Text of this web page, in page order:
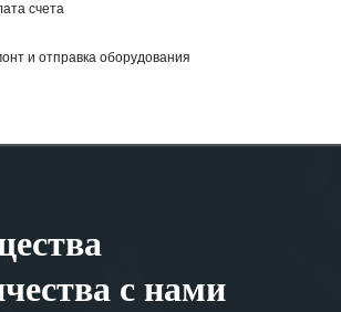
счета
и отправка оборудования
с нами